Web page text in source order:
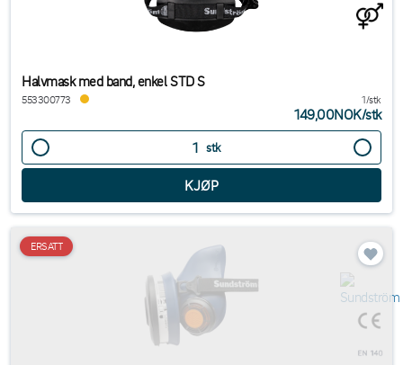
Halvmask med band, enkel STD S
553300773 1/stk
149,00NOK/stk
stk
ERSATT